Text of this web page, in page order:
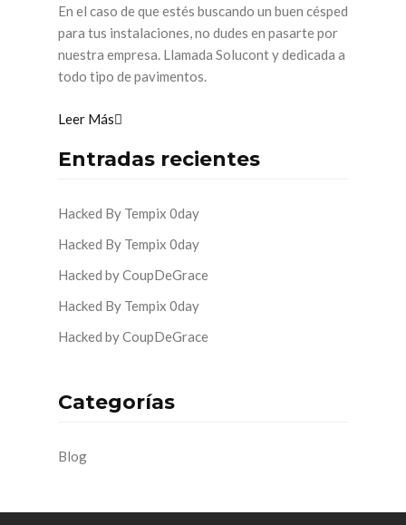
En el caso de que estés buscando un buen césped
para tus instalaciones, no dudes en pasarte por
nuestra empresa. Llamada Solucont y dedicada a
todo tipo de pavimentos.
Leer Más
Entradas recientes
Hacked By Tempix 0day
Hacked By Tempix 0day
Hacked by CoupDeGrace
Hacked By Tempix 0day
Hacked by CoupDeGrace
Categorías
Blog